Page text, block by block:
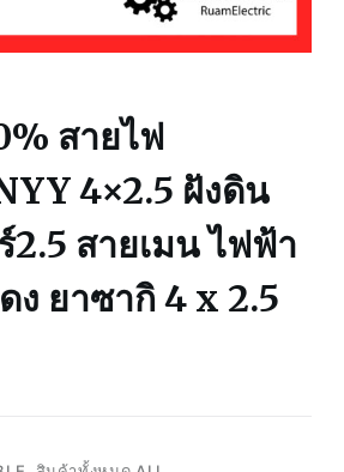
สายไฟ
4×2.5 ฝังดิน
2.5 สายเมน ไฟฟ้า
ง ยาซากิ 4 x 2.5